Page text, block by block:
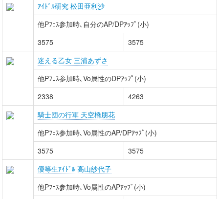
ｱｲﾄﾞﾙ研究 松田亜利沙
他Pﾌｪｽ参加時､自分のAP/DPｱｯﾌﾟ(小)
3575
3575
迷える乙女 三浦あずさ
他Pﾌｪｽ参加時､Vo属性のDPｱｯﾌﾟ(小)
2338
4263
騎士団の行軍 天空橋朋花
他Pﾌｪｽ参加時､Vo属性のAP/DPｱｯﾌﾟ(小)
3575
3575
優等生ｱｲﾄﾞﾙ 高山紗代子
他Pﾌｪｽ参加時､Vo属性のAPｱｯﾌﾟ(小)